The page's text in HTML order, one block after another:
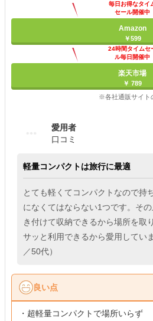
毎日お得なタイ
セール開催中
Amazon
￥599
24時間タイムセ
ル毎日開催中
楽天市場
￥ 789
※各社通販サイト
愛用者
口コミ
軽量コンパクトは旅行に最適
とても軽くてコンパクトなので持
になくてはならない1つです。そ
き付けて収納できるから場所を取
サッと利用できるから愛用してい
／50代）
良い点
・超軽量コンパクトで場所いらず